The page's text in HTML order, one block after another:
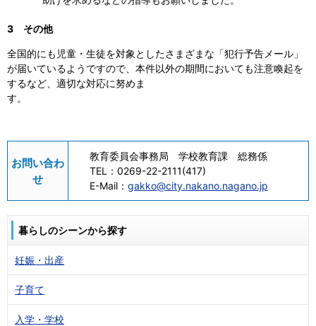
3 その他
全国的にも児童・生徒を対象としたさまざまな「犯行予告メール」
が届いているようですので、本件以外の期間においても注意喚起を
するなど、適切な対応に努めま
す。
お問い合わ
せ
教育委員会事務局 学校教育課 総務係
TEL： 0269-22-2111(417)
E-Mail： gakko@city.nakano.nagano.jp
暮らしのシーンから探す
妊娠・出産
子育て
入学・学校